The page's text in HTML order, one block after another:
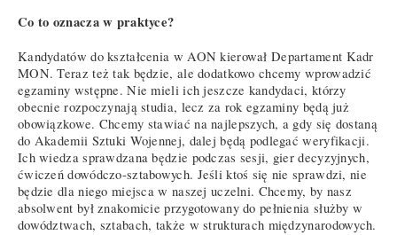
Co to oznacza w praktyce?
Kandydatów do kształcenia w AON kierował Departament Kadr
MON. Teraz też tak będzie, ale dodatkowo chcemy wprowadzić
egzaminy wstępne. Nie mieli ich jeszcze kandydaci, którzy
obecnie rozpoczynają studia, lecz za rok egzaminy będą już
obowiązkowe. Chcemy stawiać na najlepszych, a gdy się dostaną
do Akademii Sztuki Wojennej, dalej będą podlegać weryfikacji.
Ich wiedza sprawdzana będzie podczas sesji, gier decyzyjnych,
ćwiczeń dowódczo-sztabowych. Jeśli ktoś się nie sprawdzi, nie
będzie dla niego miejsca w naszej uczelni. Chcemy, by nasz
absolwent był znakomicie przygotowany do pełnienia służby w
dowództwach, sztabach, także w strukturach międzynarodowych.